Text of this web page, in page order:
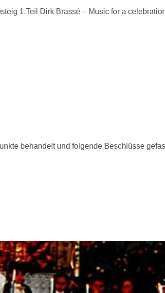
1.Teil Dirk Brassé – Music for a
behandelt und folgende Beschlüsse